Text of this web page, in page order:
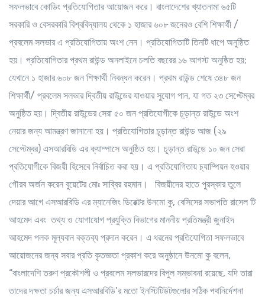
সফলভাবে কোডিং প্রতিযোগিতার আয়োজন করে। বাংলাদেশের খ্যাতনামা ৬৫টি
সরকারি ও বেসরকারি বিশ্ববিদ্যালয় থেকে ১ হাজার ৬০৮ জনেরও বেশি শিক্ষার্থী /
প্রবলেম সলভার এ প্রতিযোগিতায় অংশ নেন। প্রতিযোগিতাটি তিনটি ধাপে অনুষ্ঠিত
হয়। প্রতিযোগিতার প্রথম রাউন্ড অনলাইনে চলতি বছরের ১৬ আগস্ট অনুষ্ঠিত হয়;
যেখানে ১ হাজার ৬০৮ জন শিক্ষার্থী নিবন্ধন করেন। প্রথম রাউন্ড শেষে ৩৪৮ জন
শিক্ষার্থী/ প্রবলেম সলভার দ্বিতীয় রাউন্ডের যাওয়ার সুযোগ পান, যা গত ২৩ সেপ্টেম্বর
অনুষ্ঠিত হয়। দ্বিতীয় রাউন্ডের সেরা ৫০ জন প্রতিযোগীকে চূড়ান্ত রাউন্ডে অংশ
নেয়ার জন্য আমন্ত্রণ জানানো হয়। প্রতিযোগিতার চূড়ান্ত রাউন্ড আজ (২৯
সেপ্টেম্বর) এসআরবিডি এর ক্যাম্পাসে অনুষ্ঠিত হয়। চূড়ান্ত রাউন্ডে ১০ জন সেরা
প্রতিযোগীকে বিজয়ী হিসেবে নির্বাচিত করা হয়। এ প্রতিযোগিতায় চ্যাম্পিয়ন হওয়ার
গৌরব অর্জন করেন বুয়েটের মোঃ সাব্বির রহমান। বিজয়ীদের হাতে পুরস্কার তুলে
দেয়ার আগে এসআরবিডি এর ম্যানেজিং ডিরেক্টর উনমো কু, বেসিসের সভাপতি রাসেল টি
আহমেদ এবং তথ্য ও যোগাযোগ প্রযুক্তি বিভাগের মাননীয় প্রতিমন্ত্রী জুনাইদ
আহমেদ পলক মূল্যবান বক্তব্য প্রদান করেন। এ ধরনের প্রতিযোগিতা সফলভাবে
আয়োজনের জন্য সবার প্রতি কৃতজ্ঞতা প্রকাশ করে অনুষ্ঠানে উনমো কু বলেন,
“বাংলাদেশি তরুণ প্রকৌশলী ও প্রবলেম সলভারদের বিপুল সম্ভাবনা রয়েছে, যদি তারা
তাদের দক্ষতা চর্চার জন্য এসআরবিডি’র মতো ইনস্টিটিউটগুলোর সঠিক পথনির্দেশনা